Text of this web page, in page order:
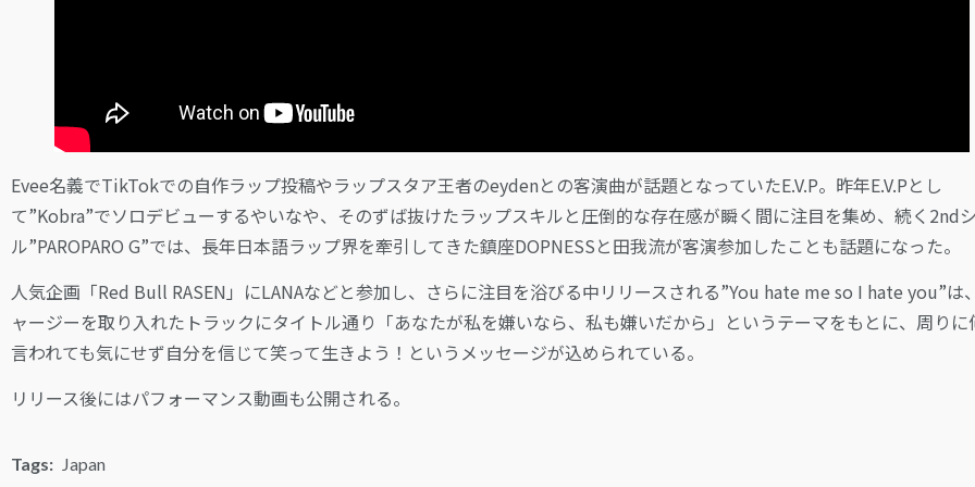
Evee名義でTikTokでの自作ラップ投稿やラップスタア王者のeydenとの客演曲が話題となっていたE.V.P。昨年E.V.Pとし
て”Kobra”でソロデビューするやいなや、そのずば抜けたラップスキルと圧倒的な存在感が瞬く間に注目を集め、続く2nd
ル”PAROPARO G”では、長年日本語ラップ界を牽引してきた鎮座DOPNESSと田我流が客演参加したことも話題になった。
人気企画「Red Bull RASEN」にLANAなどと参加し、さらに注目を浴びる中リリースされる”You hate me so I hate you”は
ャージーを取り入れたトラックにタイトル通り「あなたが私を嫌いなら、私も嫌いだから」というテーマをもとに、周りに
言われても気にせず自分を信じて笑って生きよう！というメッセージが込められている。
リリース後にはパフォーマンス動画も公開される。
Tags: Japan